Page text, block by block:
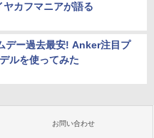
ヤカフマニアが語る
デー過去最安! Anker注目プ
ルを使ってみた
お問い合わせ